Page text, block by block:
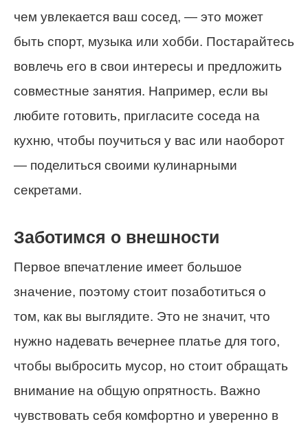
чем увлекается ваш сосед, — это может
быть спорт, музыка или хобби. Постарайтесь
вовлечь его в свои интересы и предложить
совместные занятия. Например, если вы
любите готовить, пригласите соседа на
кухню, чтобы поучиться у вас или наоборот
— поделиться своими кулинарными
секретами.
Заботимся о внешности
Первое впечатление имеет большое
значение, поэтому стоит позаботиться о
том, как вы выглядите. Это не значит, что
нужно надевать вечернее платье для того,
чтобы выбросить мусор, но стоит обращать
внимание на общую опрятность. Важно
чувствовать себя комфортно и уверенно в